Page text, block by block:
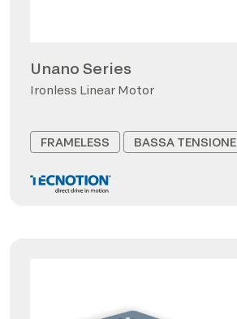
Unano Series
Ironless Linear Motor
FRAMELESS BASSA TENSIONE